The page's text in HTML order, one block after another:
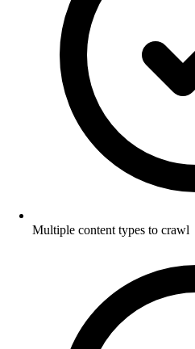
Multiple content types to crawl